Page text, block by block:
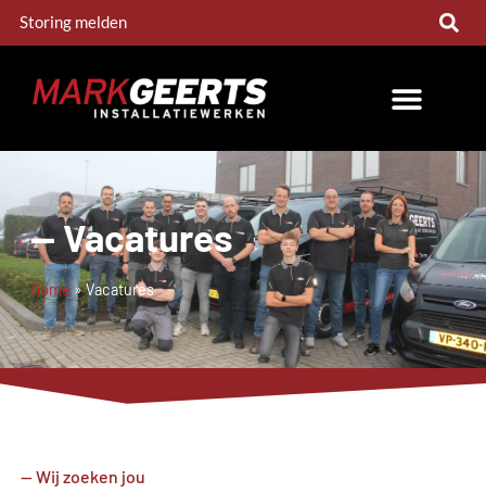
Storing melden
-- Vacatures
Home »Vacatures
-- Wij zoeken jou